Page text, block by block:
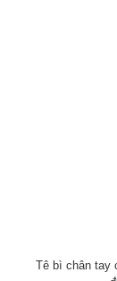
Tê bì chân tay